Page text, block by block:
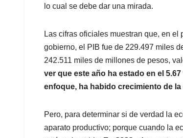
lo cual se debe dar una mirada.
Las cifras oficiales muestran que, en
gobierno, el PIB fue de 229.497 miles
242.511 miles de millones de pesos,
ver que este año ha estado en el
enfoque, ha habido crecimiento de
Pero, para determinar si de verdad la
aparato productivo; porque cuando la